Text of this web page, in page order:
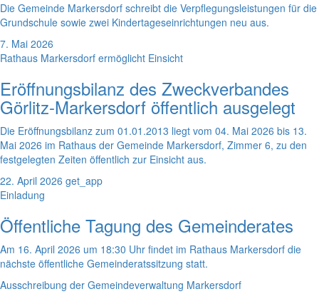
Die Gemeinde Markersdorf schreibt die Verpflegungsleistungen für die
Grundschule sowie zwei Kindertageseinrichtungen neu aus.
7. Mai 2026
Rathaus Markersdorf ermöglicht Einsicht
Eröffnungsbilanz des Zweckverbandes
Görlitz-Markersdorf öffentlich ausgelegt
Die Eröffnungsbilanz zum 01.01.2013 liegt vom 04. Mai 2026 bis 13.
Mai 2026 im Rathaus der Gemeinde Markersdorf, Zimmer 6, zu den
festgelegten Zeiten öffentlich zur Einsicht aus.
22. April 2026 get_app
Einladung
Öffentliche Tagung des Gemeinderates
Am 16. April 2026 um 18:30 Uhr findet im Rathaus Markersdorf die
nächste öffentliche Gemeinderatssitzung statt.
Ausschreibung der Gemeindeverwaltung Markersdorf